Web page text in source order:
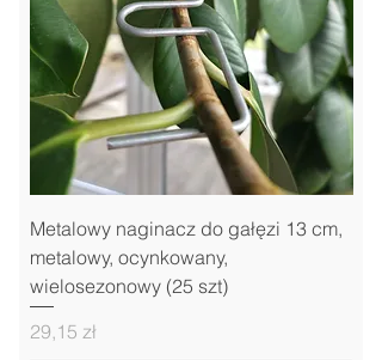
Metalowy naginacz do gałęzi 13 cm,
metalowy, ocynkowany,
wielosezonowy (25 szt)
Cena
29,15 zł